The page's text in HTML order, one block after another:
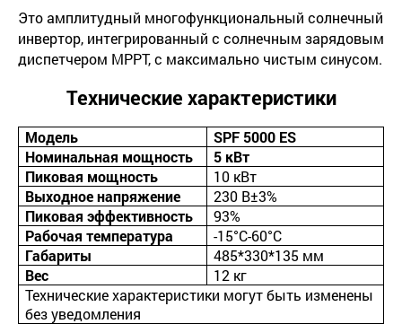
Это амплитудный многофункциональный солнечный
инвертор, интегрированный с солнечным зарядовым
диспетчером MРРТ, с максимально чистым синусом.
Технические характеристики
Модель
SPF 5000 ES
Номинальная мощность
5 кВт
Пиковая мощность
10 кВт
Выходное напряжение
230 В±3%
Пиковая эффективность
93%
Рабочая температура
-15°С-60°С
Габариты
485*330*135 мм
Вес
12 кг
Технические характеристики могут быть изменены
без уведомления